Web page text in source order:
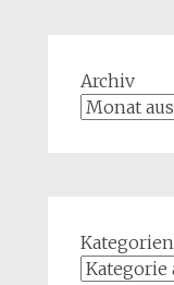
Archiv
Kategorien